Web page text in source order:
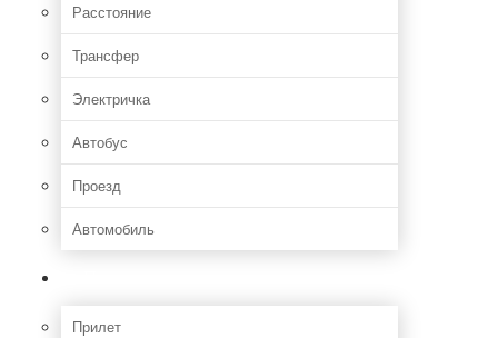
Расстояние
Трансфер
Электричка
Автобус
Проезд
Автомобиль
Прилет